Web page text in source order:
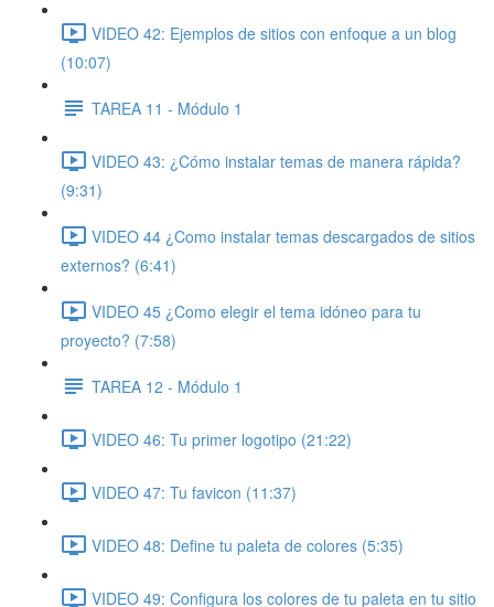
VIDEO 42: Ejemplos de sitios con enfoque a un blog
(10:07)
TAREA 11 - Módulo 1
VIDEO 43: ¿Cómo instalar temas de manera rápida?
(9:31)
VIDEO 44 ¿Como instalar temas descargados de sitios
externos? (6:41)
VIDEO 45 ¿Como elegir el tema idóneo para tu
proyecto? (7:58)
TAREA 12 - Módulo 1
VIDEO 46: Tu primer logotipo (21:22)
VIDEO 47: Tu favicon (11:37)
VIDEO 48: Define tu paleta de colores (5:35)
VIDEO 49: Configura los colores de tu paleta en tu sitio